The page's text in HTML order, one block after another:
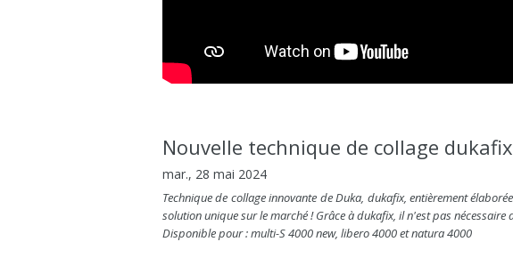
Nouvelle technique de collage dukafix
mar., 28 mai 2024
Technique de collage innovante de Duka, dukafix, entièrement
solution unique sur le marché ! Grâce à dukafix, il n'est pas nécessaire
Disponible pour : multi-S 4000 new, libero 4000 et natura 4000